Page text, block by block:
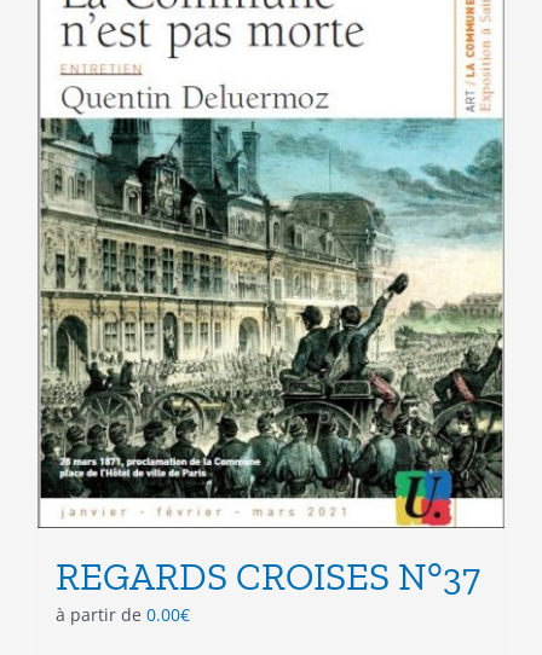
choisies
sur
page
du
produit
REGARDS CROISES N°37
à partir de 0.00€